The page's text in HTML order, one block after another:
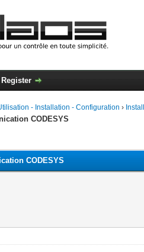
Register
- Installation - Configuration ›
CODESYS
CODESYS